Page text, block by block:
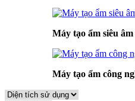
Máy tạo ẩm siêu
Máy tạo ẩm công